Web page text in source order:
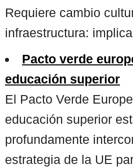
Requiere cambio
infraestructura:
Pacto verde
educación superior
El Pacto Verde
educación superior
profundamente
estrategia de la UE